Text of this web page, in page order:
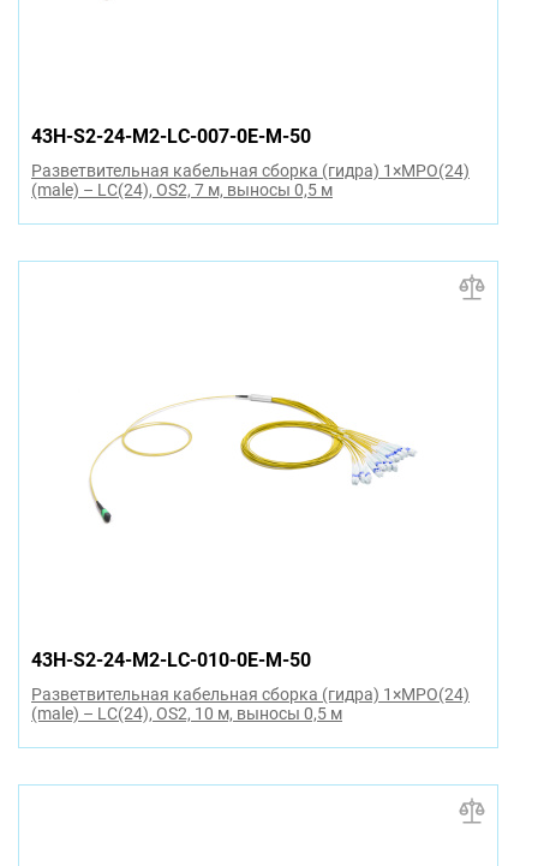
43H-S2-24-M2-LC-007-0E-M-50
Разветвительная кабельная сборка (гидра) 1×MPO(24)
(male) – LC(24), OS2, 7 м, выносы 0,5 м
43H-S2-24-M2-LC-010-0E-M-50
Разветвительная кабельная сборка (гидра) 1×MPO(24)
(male) – LC(24), OS2, 10 м, выносы 0,5 м